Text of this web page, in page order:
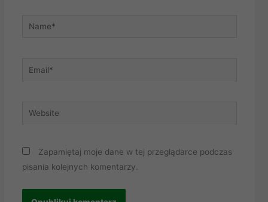
Name*
Email*
Website
Zapamiętaj moje dane w tej przeglądarce podczas
pisania kolejnych komentarzy.